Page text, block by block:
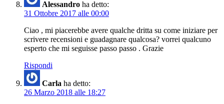
Alessandro ha detto:
31 Ottobre 2017 alle 00:00
Ciao , mi piacerebbe avere qualche dritta su come iniziare per
scrivere recensioni e guadagnare qualcosa? vorrei qualcuno
esperto che mi seguisse passo passo . Grazie
Rispondi
Carla ha detto:
26 Marzo 2018 alle 18:27